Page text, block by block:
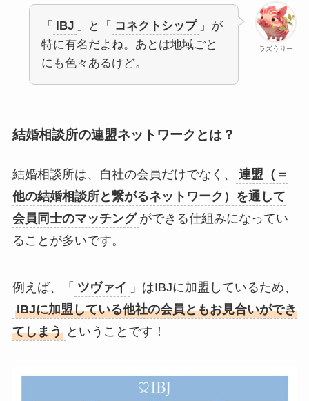
ラズうりー
「 IBJ 」と「 コネクトシップ 」が
特に有名だよね。あとは地域ごと
にも色々あるけど。
結婚相談所の連盟ネットワークとは？
結婚相談所は、自社の会員だけでなく、
連盟（＝
他の結婚相談所と繋がるネットワーク）を通して
会員同士のマッチング ができる仕組みになってい
ることが多いです。
例えば、「 ツヴァイ 」はIBJに加盟しているため、
IBJに加盟している他社の会員ともお見合いができ
てしまう ということです！